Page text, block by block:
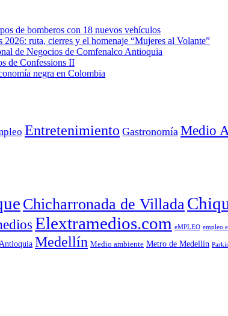
de bomberos con 18 nuevos vehículos
ruta, cierres y el homenaje “Mujeres al Volante”
de Negocios de Comfenalco Antioquia
de Confessions II
negra en Colombia
Entretenimiento Gastronomía Medio
Chicharronada de Villada
Elextramedios.com eMPLEO empleo
Medellín Medio ambiente Metro de Medellín